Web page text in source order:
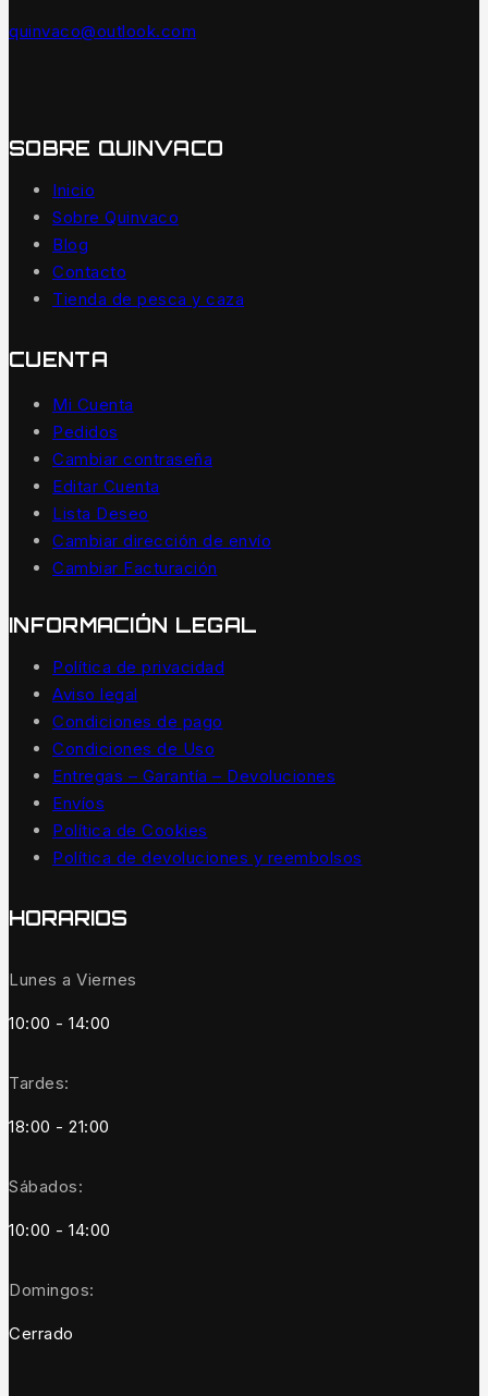
quinvaco@outlook.com
SOBRE QUINVACO
Inicio
Sobre Quinvaco
Blog
Contacto
Tienda de pesca y caza
CUENTA
Mi Cuenta
Pedidos
Cambiar contraseña
Editar Cuenta
Lista Deseo
Cambiar dirección de envío
Cambiar Facturación
INFORMACIÓN LEGAL
Política de privacidad
Aviso legal
Condiciones de pago
Condiciones de Uso
Entregas – Garantía – Devoluciones
Envíos
Política de Cookies
Política de devoluciones y reembolsos
HORARIOS
Lunes a Viernes
10:00 - 14:00
Tardes:
18:00 - 21:00
Sábados:
10:00 - 14:00
Domingos:
Cerrado